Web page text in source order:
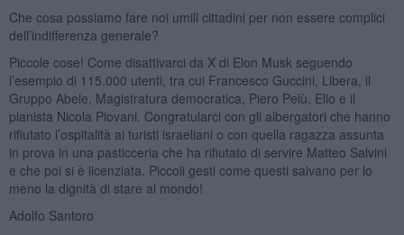
Che cosa possiamo fare noi umili cittadini per non essere complici
dell’indifferenza generale?
Piccole cose! Come disattivarci da X di Elon Musk seguendo
l’esempio di 115.000 utenti, tra cui Francesco Guccini, Libera, il
Gruppo Abele, Magistratura democratica, Piero Pelù, Elio e il
pianista Nicola Piovani. Congratularci con gli albergatori che hanno
rifiutato l’ospitalità ai turisti israeliani o con quella ragazza assunta
in prova in una pasticceria che ha rifiutato di servire Matteo Salvini
e che poi si è licenziata. Piccoli gesti come questi salvano per lo
meno la dignità di stare al mondo!
Adolfo Santoro